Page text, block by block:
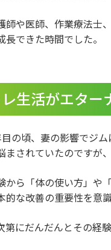
師や医師、作業療法士
長できた時間でした。
生活がエター
の頃、妻の影響でジ
まされていたのですが
から「体の使い方」や
的な改善の重要性を意
第にだんだんとその経